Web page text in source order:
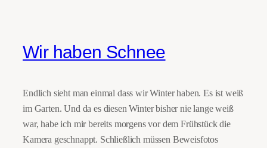
Wir haben Schnee
Endlich sieht man einmal dass wir Winter haben. Es ist weiß
im Garten. Und da es diesen Winter bisher nie lange weiß
war, habe ich mir bereits morgens vor dem Frühstück die
Kamera geschnappt. Schließlich müssen Beweisfotos